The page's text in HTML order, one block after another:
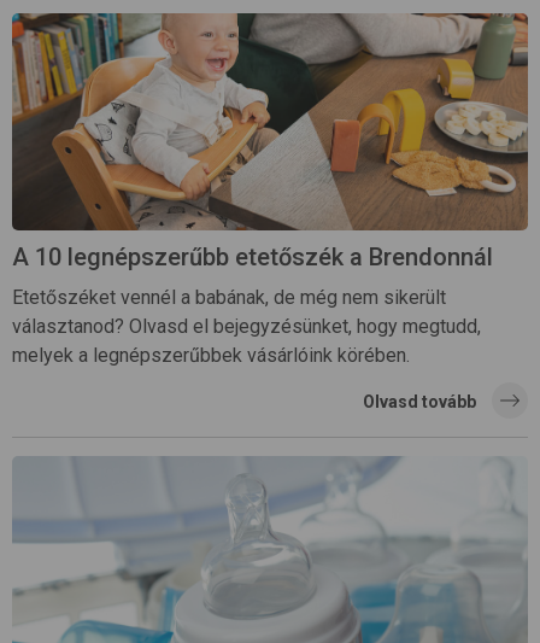
A 10 legnépszerűbb etetőszék a Brendonnál
Etetőszéket vennél a babának, de még nem sikerült
választanod? Olvasd el bejegyzésünket, hogy megtudd,
melyek a legnépszerűbbek vásárlóink körében.
Olvasd tovább